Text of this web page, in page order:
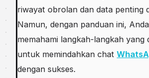
riwayat obrolan dan data penting
Namun, dengan panduan ini,
memahami langkah-langkah yang
untuk memindahkan chat
dengan sukses.